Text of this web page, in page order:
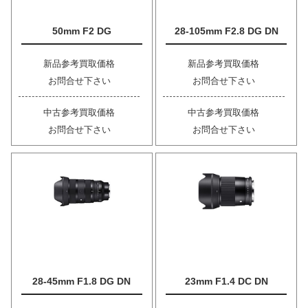
50mm F2 DG
新品参考買取価格
お問合せ下さい
中古参考買取価格
お問合せ下さい
28-105mm F2.8 DG DN
新品参考買取価格
お問合せ下さい
中古参考買取価格
お問合せ下さい
28-45mm F1.8 DG DN 23mm F1.4 DC DN